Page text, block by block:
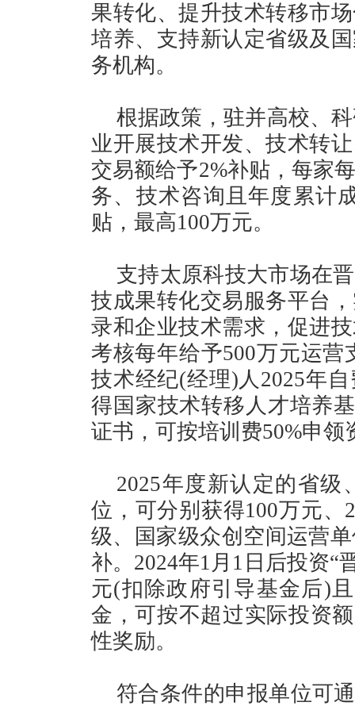
果转化、提升技术转移市
培养、支持新认定省级及
务机构。
根据政策，驻并高校、
业开展技术开发、技术转
交易额给予2%补贴，每家
务、技术咨询且年度累计
贴，最高100万元。
支持太原科技大市场在
技成果转化交易服务平台
录和企业技术需求，促进
考核每年给予500万元运营
技术经纪(经理)人2025年
得国家技术转移人才培养
证书，可按培训费50%申
2025年度新认定的省
位，可分别获得100万元
级、国家级众创空间运营
补。2024年1月1日后投资“
元(扣除政府引导基金后)
金，可按不超过实际投资
性奖励。
符合条件的申报单位可